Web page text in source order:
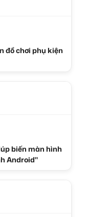
đồ chơi phụ kiện
biến màn hình
Android"